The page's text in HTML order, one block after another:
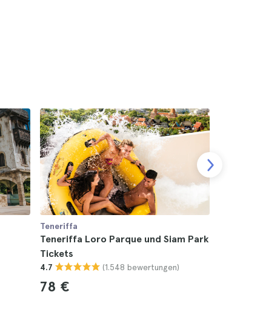
Teneriffa
Teneriffa Loro Parque und Siam Park
Tickets
4.7 (1.548 bewertungen)
78 €